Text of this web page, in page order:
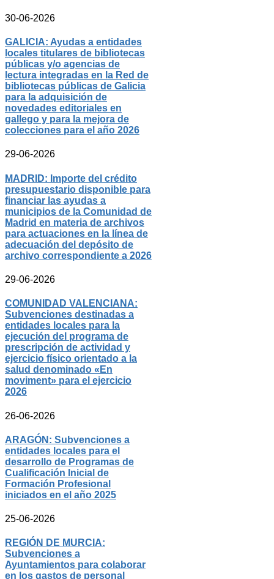
30-06-2026
GALICIA: Ayudas a entidades
locales titulares de bibliotecas
públicas y/o agencias de
lectura integradas en la Red de
bibliotecas públicas de Galicia
para la adquisición de
novedades editoriales en
gallego y para la mejora de
colecciones para el año 2026
29-06-2026
MADRID: Importe del crédito
presupuestario disponible para
financiar las ayudas a
municipios de la Comunidad de
Madrid en materia de archivos
para actuaciones en la línea de
adecuación del depósito de
archivo correspondiente a 2026
29-06-2026
COMUNIDAD VALENCIANA:
Subvenciones destinadas a
entidades locales para la
ejecución del programa de
prescripción de actividad y
ejercicio físico orientado a la
salud denominado «En
moviment» para el ejercicio
2026
26-06-2026
ARAGÓN: Subvenciones a
entidades locales para el
desarrollo de Programas de
Cualificación Inicial de
Formación Profesional
iniciados en el año 2025
25-06-2026
REGIÓN DE MURCIA:
Subvenciones a
Ayuntamientos para colaborar
en los gastos de personal